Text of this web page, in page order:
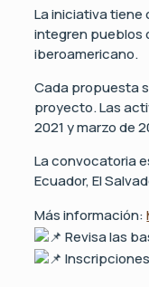
La iniciativa
integren pueblos
iberoamericano.
Cada propuesta
proyecto. Las
2021 y marzo de
La convocatoria
Ecuador, El
Más información:
Revisa las